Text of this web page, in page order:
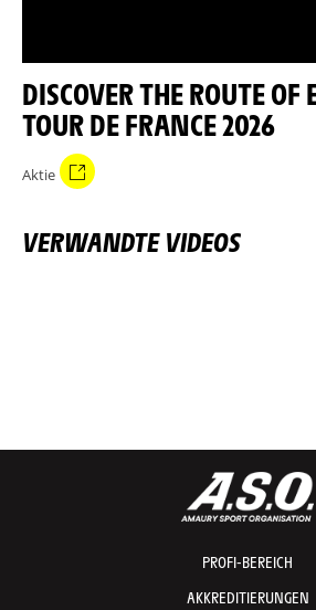
DISCOVER THE ROUTE OF ETAPPE 4 -
TOUR DE FRANCE 2026
Aktie
VERWANDTE VIDEOS
PROFI-BEREICH
AKKREDITIERUNGEN